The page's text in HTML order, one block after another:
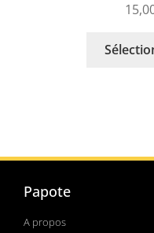
Papote
A propos